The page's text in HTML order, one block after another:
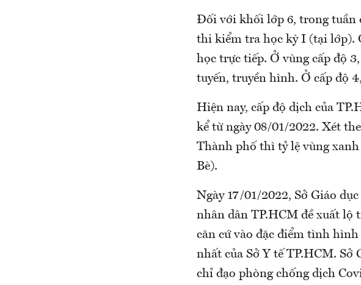
Đối với khối lớp 6, trong tuần
thi kiểm tra học kỳ I (tại lớp).
học trực tiếp. Ở vùng cấp độ
tuyến, truyền hình. Ở cấp độ
Hiện nay, cấp độ dịch của
kể từ ngày 08/01/2022. Xét
Thành phố thì tỷ lệ vùng xanh
Bè).
Ngày 17/01/2022, Sở Giáo
nhân dân TP.HCM đề xuất lộ
căn cứ vào đặc điểm tình
nhất của Sở Y tế TP.HCM.
chỉ đạo phòng chống dịch